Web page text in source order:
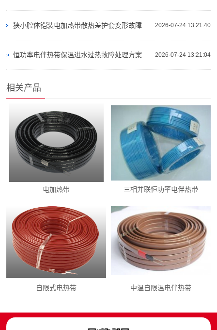
2026-07-24 13:21:40
狭小腔体铠装电加热带散热差护套变形故障
2026-07-24 13:21:04
恒功率电伴热带保温进水过热故障处理方案
相关产品
电加热带 三相并联恒功率电伴热带
自限式电热带 中温自限温电伴热带